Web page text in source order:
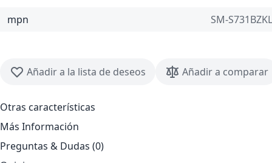
mpn
SM-
Añadir a la lista de deseos Añadir a comparar
Otras características
Más Información
Preguntas & Dudas (0)